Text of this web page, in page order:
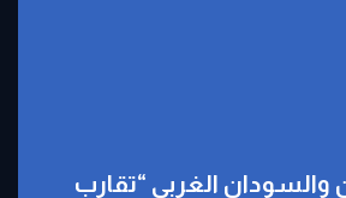
والسودان الغربي “تقارب